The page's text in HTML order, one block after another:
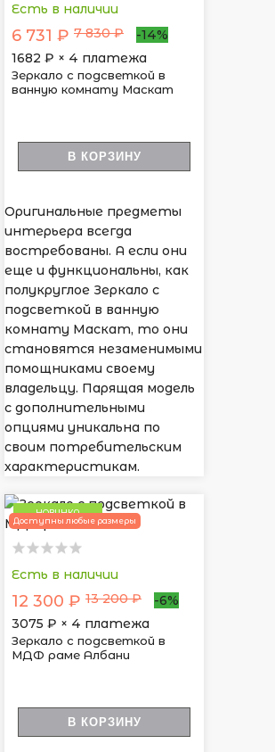
Есть в наличии
6 731 ₽ 7 830 ₽
-14%
1682 ₽ × 4 платежа
Зеркало с подсветкой в
ванную комнату Маскат
В КОРЗИНУ
Оригинальные предметы
интерьера всегда
востребованы. А если они
еще и функциональны, как
полукруглое Зеркало с
подсветкой в ванную
комнату Маскат, то они
становятся незаменимыми
помощниками своему
владельцу. Парящая модель
с дополнительными
опциями уникальна по
своим потребительским
характеристикам.
НОВИНКА
Доступны любые размеры
Есть в наличии
12 300 ₽ 13 200 ₽
-6%
3075 ₽ × 4 платежа
Зеркало с подсветкой в
МДФ раме Албани
В КОРЗИНУ